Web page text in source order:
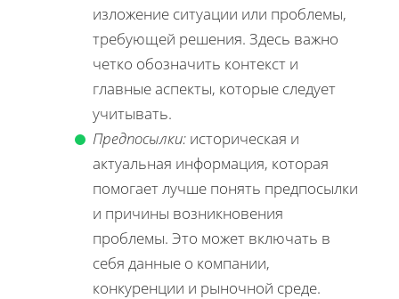
изложение ситуации или проблемы,
требующей решения. Здесь важно
четко обозначить контекст и
главные аспекты, которые следует
учитывать.
Предпосылки: историческая и
актуальная информация, которая
помогает лучше понять предпосылки
и причины возникновения
проблемы. Это может включать в
себя данные о компании,
конкуренции и рыночной среде.